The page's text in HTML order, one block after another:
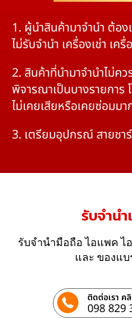
1. ผู้นำสินค้ามาจำนำ ต้อง
ไม่รับจำนำ เครื่องเช่า เ
2. สินค้าที่นำมาจำนำไม่ค
พิจารณาเป็นบางรายการ
ไม่เคยเสียหรือเคยซ่อมม
3. เตรียมอุปกรณ์ สายชา
รับจํานํ
รับจำนำมือถือ ไอแพค ไ
และ ของแ
ติดต่อเรา ค
098 829